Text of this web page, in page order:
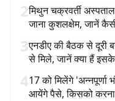
2मिथुन चक्रवर्ती
जाना कुशलक्षेम, जानें
3एनडीए की बैठक से दूरी
से मिले, जानें क्या हैं
417 को मिलेंगे
आयेंगे पैसे, किसको करना